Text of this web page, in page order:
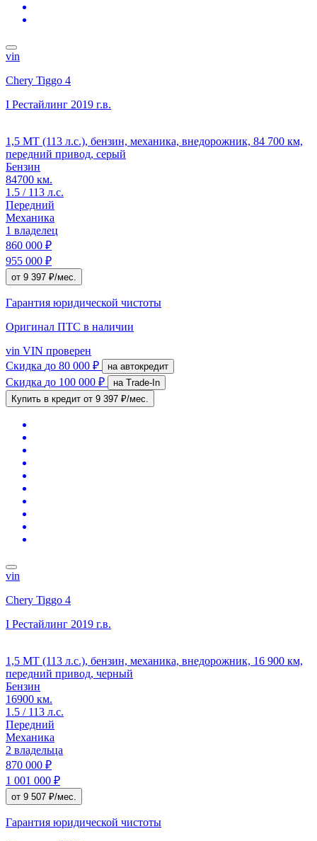
vin
Chery Tiggo 4
I Рестайлинг 2019 г.в.
1,5 MT (113 л.с.), бензин, механика, внедорожник, 84 700 км,
передний привод, серый
Бензин
84700 км.
1.5 / 113 л.с.
Передний
Механика
1 владелец
860 000 ₽
955 000 ₽
от 9 397 ₽/мес.
Гарантия юридической чистоты
Оригинал ПТС в наличии
vin VIN проверен
Скидка до 80 000 ₽ на автокредит
Скидка до 100 000 ₽
на Trade-In
Купить в кредит от 9 397 ₽/мес.
vin
Chery Tiggo 4
I Рестайлинг 2019 г.в.
1,5 MT (113 л.с.), бензин, механика, внедорожник, 16 900 км,
передний привод, черный
Бензин
16900 км.
1.5 / 113 л.с.
Передний
Механика
2 владельца
870 000 ₽
1 001 000 ₽
от 9 507 ₽/мес.
Гарантия юридической чистоты